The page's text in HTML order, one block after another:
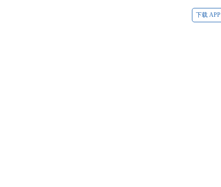
下载 APP